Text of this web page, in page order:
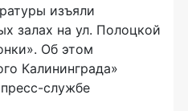
изъяли
залах на ул. Полоцкой
Об этом
Калининграда»
службе